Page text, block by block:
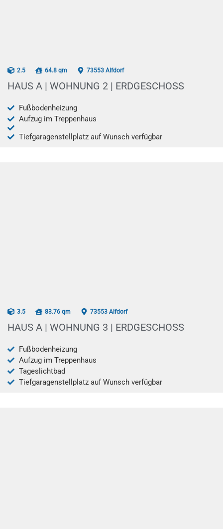
AB 07/2026
2.5 64.8 qm 73553 Alfdorf
HAUS A | WOHNUNG 2 | ERDGESCHOSS
Fußbodenheizung
Aufzug im Treppenhaus
Tiefgaragenstellplatz auf Wunsch verfügbar
AB 07/2026
3.5 83.76 qm 73553 Alfdorf
HAUS A | WOHNUNG 3 | ERDGESCHOSS
Fußbodenheizung
Aufzug im Treppenhaus
Tageslichtbad
Tiefgaragenstellplatz auf Wunsch verfügbar